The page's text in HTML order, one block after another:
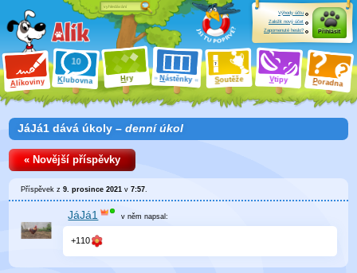
Alíkoviny Klubovna Hry Nástěnky Soutěže Vtipy Poradna
Výhody účtu
Založit nový účet
Zapomenuté heslo?
Přihlásit
JáJá1 dává úkoly – denní úkol
« Novější příspěvky
Příspěvek z9. prosince 2021 v7:57.
JáJá1 v něm napsal:
+110